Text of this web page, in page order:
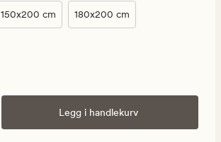
150x200 cm 180x200 cm
Legg i handlekurv